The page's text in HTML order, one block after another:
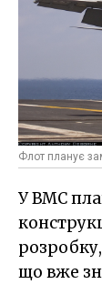
Флот планує
У ВМС
що вже